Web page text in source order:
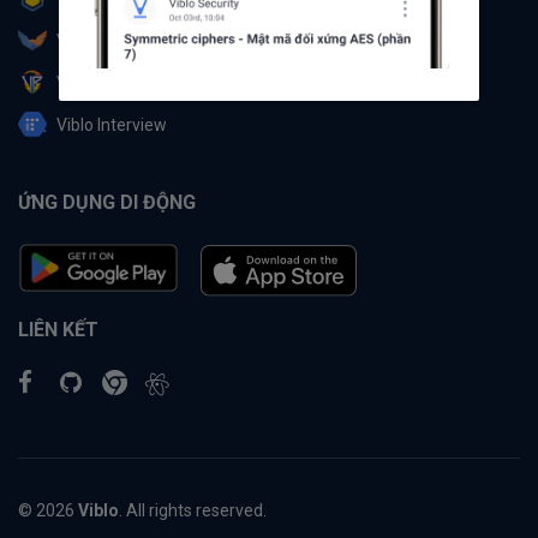
Viblo Partner
Viblo Battle
Viblo Interview
ỨNG DỤNG DI ĐỘNG
LIÊN KẾT
© 2026 Viblo . All rights reserved.